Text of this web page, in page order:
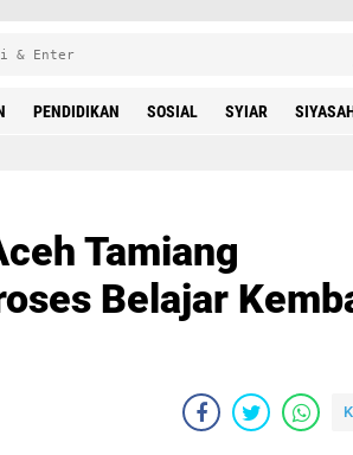
PENDIDIKAN SOSIAL SYIAR
Tamiang
Belajar